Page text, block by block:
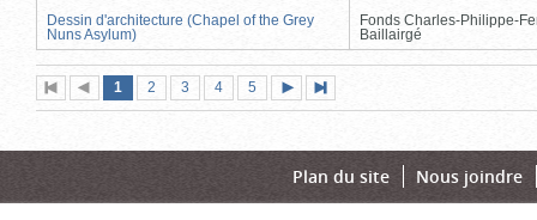
Dessin d'architecture (Chapel of the Grey
Nuns Asylum)
Fonds Charles-Philippe-
Baillairgé
Première
page
Page
précédente
Page
1 (page
actuelle)
Page
2 Page
3 Page
4 Page
5
suivante
page
Plan du site Nous joindre